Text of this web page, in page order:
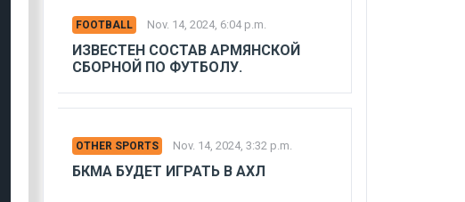
FOOTBALL Nov. 14, 2024, 6:04 p.m.
ИЗВЕСТЕН СОСТАВ АРМЯНСКОЙ
СБОРНОЙ ПО ФУТБОЛУ.
OTHER SPORTS Nov. 14, 2024, 3:32 p.m.
БКМА БУДЕТ ИГРАТЬ В АХЛ